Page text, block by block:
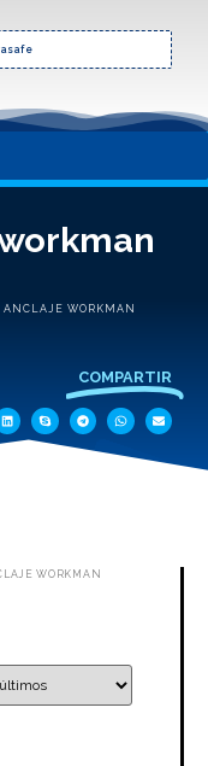
ANCLAJE WORKMAN
COMPARTIR
WORKMAN